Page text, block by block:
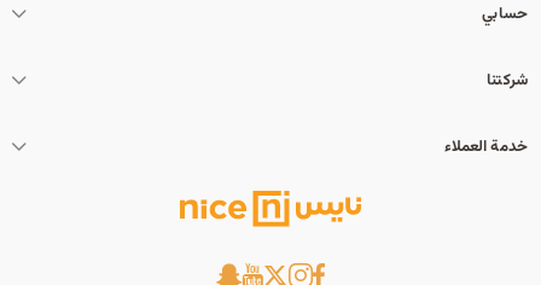
حسابي
شركتنا
خدمة العملاء